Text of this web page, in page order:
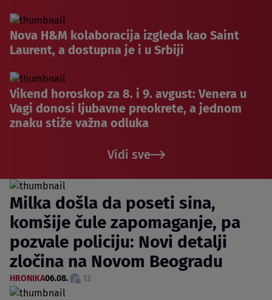
Nova H&M kolaboracija izgleda kao Saint
Laurent, a dostupna je i u Srbiji
Vikend horoskop za 8. i 9. avgust: Venera u
Vagi donosi ljubavne preokrete, a jednom
znaku stiže važna odluka
Vidi sve
Milka došla da poseti sina,
komšije čule zapomaganje, pa
pozvale policiju: Novi detalji
zločina na Novom Beogradu
HRONIKA06.08. 12